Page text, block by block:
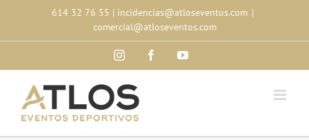
content
614 32 76 55 | incidencias@atloseventos.com |
comercial@atloseventos.com
InstagramFacebookYouTube